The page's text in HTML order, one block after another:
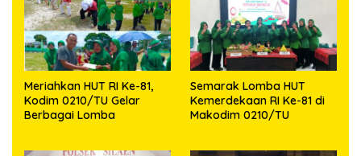
Meriahkan HUT RI Ke-81,
Kodim 0210/TU Gelar
Berbagai Lomba
Semarak Lomba HUT
Kemerdekaan RI Ke-81 di
Makodim 0210/TU